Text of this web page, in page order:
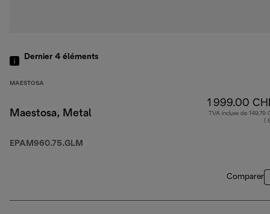
Dernier 4 éléments
MAESTOSA
Maestosa, Metal
EPAM960.75.GLM
1 999.00
TVA incluse de 149.79
(
Comparer